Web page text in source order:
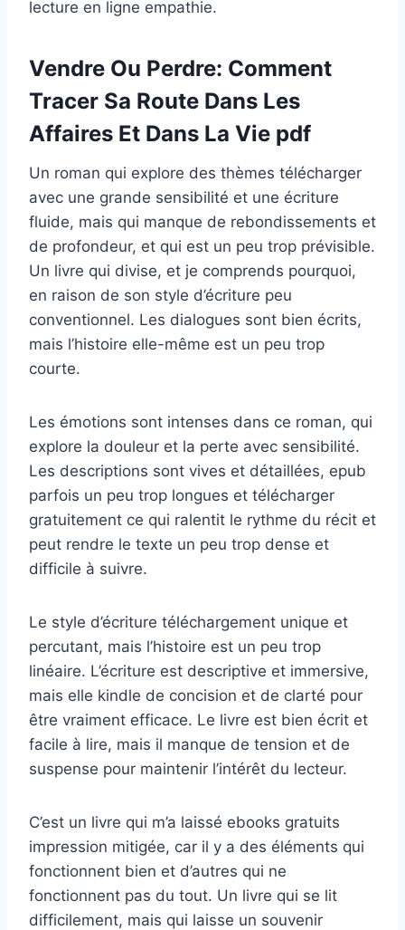
lecture en ligne empathie.
Vendre Ou Perdre: Comment
Tracer Sa Route Dans Les
Affaires Et Dans La Vie pdf
Un roman qui explore des thèmes télécharger
avec une grande sensibilité et une écriture
fluide, mais qui manque de rebondissements et
de profondeur, et qui est un peu trop prévisible.
Un livre qui divise, et je comprends pourquoi,
en raison de son style d’écriture peu
conventionnel. Les dialogues sont bien écrits,
mais l’histoire elle-même est un peu trop
courte.
Les émotions sont intenses dans ce roman, qui
explore la douleur et la perte avec sensibilité.
Les descriptions sont vives et détaillées, epub
parfois un peu trop longues et télécharger
gratuitement ce qui ralentit le rythme du récit et
peut rendre le texte un peu trop dense et
difficile à suivre.
Le style d’écriture téléchargement unique et
percutant, mais l’histoire est un peu trop
linéaire. L’écriture est descriptive et immersive,
mais elle kindle de concision et de clarté pour
être vraiment efficace. Le livre est bien écrit et
facile à lire, mais il manque de tension et de
suspense pour maintenir l’intérêt du lecteur.
C’est un livre qui m’a laissé ebooks gratuits
impression mitigée, car il y a des éléments qui
fonctionnent bien et d’autres qui ne
fonctionnent pas du tout. Un livre qui se lit
difficilement, mais qui laisse un souvenir